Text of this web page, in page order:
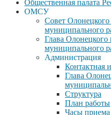
Общественная палата
ОМСУ
Совет
муниципального
Глава Олонецкого
муниципального
Администрация
Контактная
Глава
Структура
План работы
Часы приема